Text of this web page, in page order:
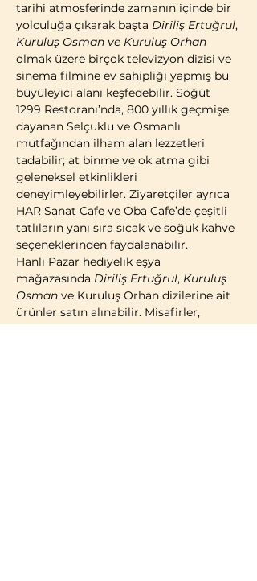
tarihi atmosferinde zamanın içinde bir
yolculuğa çıkarak başta Diriliş Ertuğrul,
Kuruluş Osman ve Kuruluş Orhan
olmak üzere birçok televizyon dizisi ve
sinema filmine ev sahipliği yapmış bu
büyüleyici alanı keşfedebilir. Söğüt
1299 Restoranı’nda, 800 yıllık geçmişe
dayanan Selçuklu ve Osmanlı
mutfağından ilham alan lezzetleri
tadabilir; at binme ve ok atma gibi
geleneksel etkinlikleri
deneyimleyebilirler. Ziyaretçiler ayrıca
HAR Sanat Cafe ve Oba Cafe’de çeşitli
tatlıların yanı sıra sıcak ve soğuk kahve
seçeneklerinden faydalanabilir.
Hanlı Pazar hediyelik eşya
mağazasında Diriliş Ertuğrul, Kuruluş
Osman ve Kuruluş Orhan dizilerine ait
ürünler satın alınabilir. Misafirler,
geleneksel Türk çadırı konseptinde